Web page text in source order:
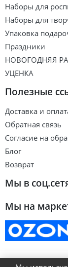
Наборы для
Наборы для
Упаковка
Праздники
НОВОГОДНЯЯ
УЦЕНКА
Полезные
Доставка и
Обратная связь
Согласие на
Блог
Возврат
Мы в
Мы на